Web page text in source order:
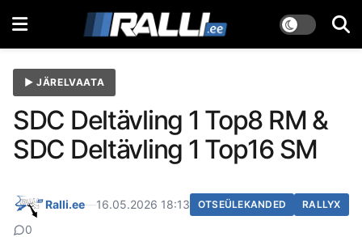
▶ JÄRELVAATA
SDC Deltävling 1 Top8 RM &
SDC Deltävling 1 Top16 SM
Ralli.ee—16.05.2026 18:13 OTSEÜLEKANDED RALLYX
0